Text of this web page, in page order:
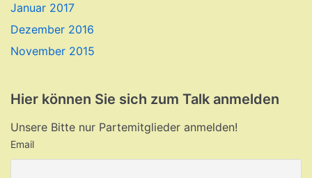
Januar 2017
Dezember 2016
November 2015
Hier können Sie sich zum Talk anmelden
Unsere Bitte nur Partemitglieder anmelden!
Email